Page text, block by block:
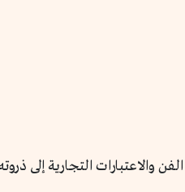
والاعتبارات التجارية إلى